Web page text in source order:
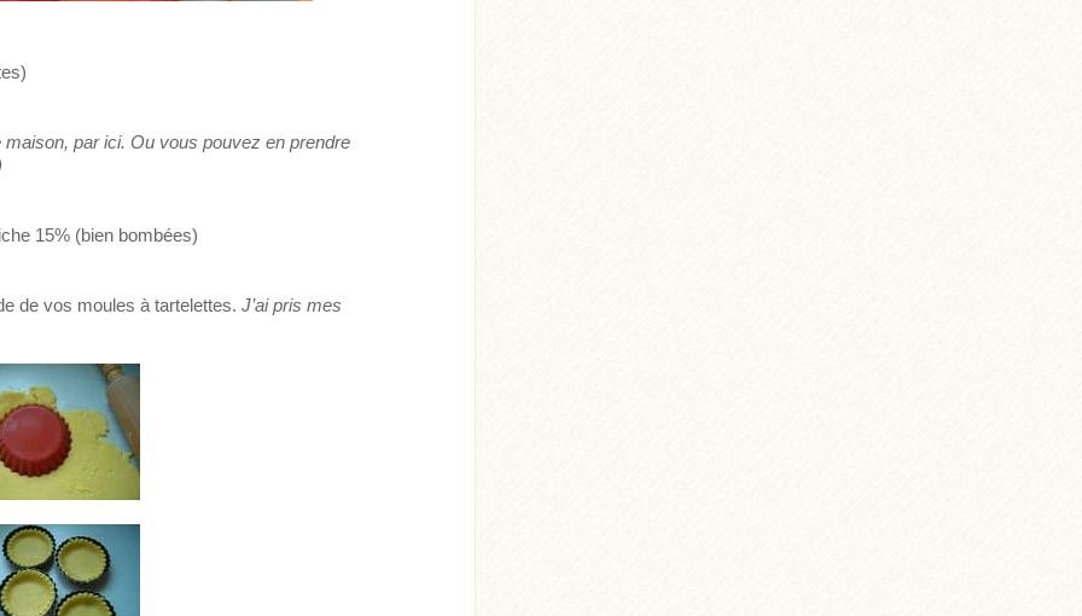
par ici. Ou vous pouvez en prendre
15% (bien bombées)
de vos moules à tartelettes.J’ai pris mes